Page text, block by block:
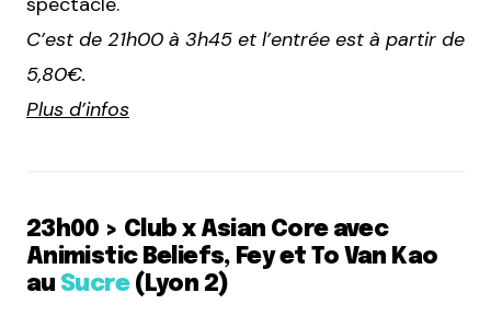
C’est de 21h00 à 3h45 et l’entrée est à partir de
5,80€.
Plus d’infos
23h00 > Club x Asian Core avec
Animistic Beliefs, Fey et To Van Kao
au Sucre(Lyon 2)